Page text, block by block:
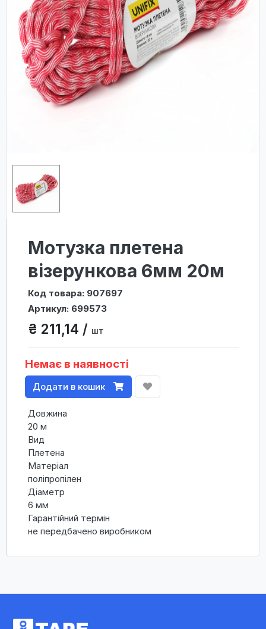
Мотузка плетена
візерункова 6мм 20м
Код товара: 907697
Артикул: 699573
₴ 211,14 / шт
Немає в наявності
Додати в кошик
Довжина
20 м
Вид
Плетена
Матеріал
поліпропілен
Діаметр
6 мм
Гарантійний термін
не передбачено виробником